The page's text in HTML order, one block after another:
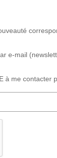
e-mail
à me contacter